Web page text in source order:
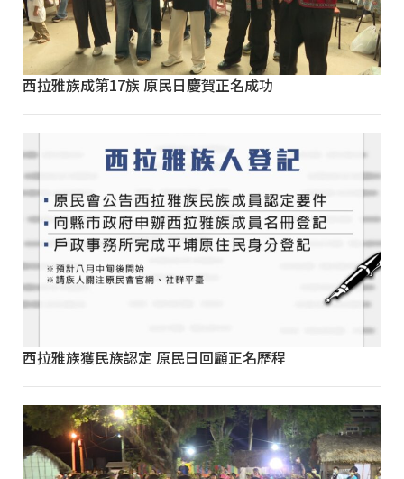
西拉雅族成第17族 原民日慶賀正名成功
西拉雅族獲民族認定 原民日回顧正名歷程